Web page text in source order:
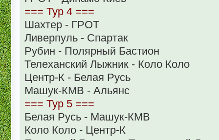
=== Тур 4 ===
Шахтер - ГРОТ
Ливерпуль - Спартак
Рубин - Полярный Бастион
Телеханский Лыжник - Коло Коло
Центр-К - Белая Русь
Машук-КМВ - Альянс
=== Тур 5 ===
Белая Русь - Машук-КМВ
Коло Коло - Центр-К